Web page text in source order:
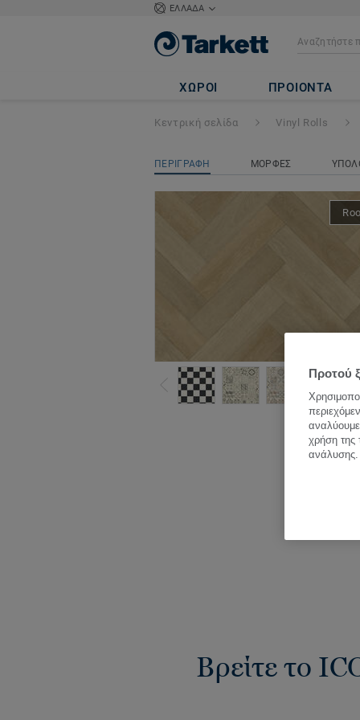
ΕΛΛΑΔΑ
ΧΩΡΟΙ ΠΡΟΙΟΝΤΑ
ICONIK 240 -
Κεντρική σελίδα Vinyl Rolls
ΠΕΡΙΓΡΑΦΗ ΜΟΡΦΕΣ
Βρείτε το
Προτού
χρήση της
ανάλυσης.